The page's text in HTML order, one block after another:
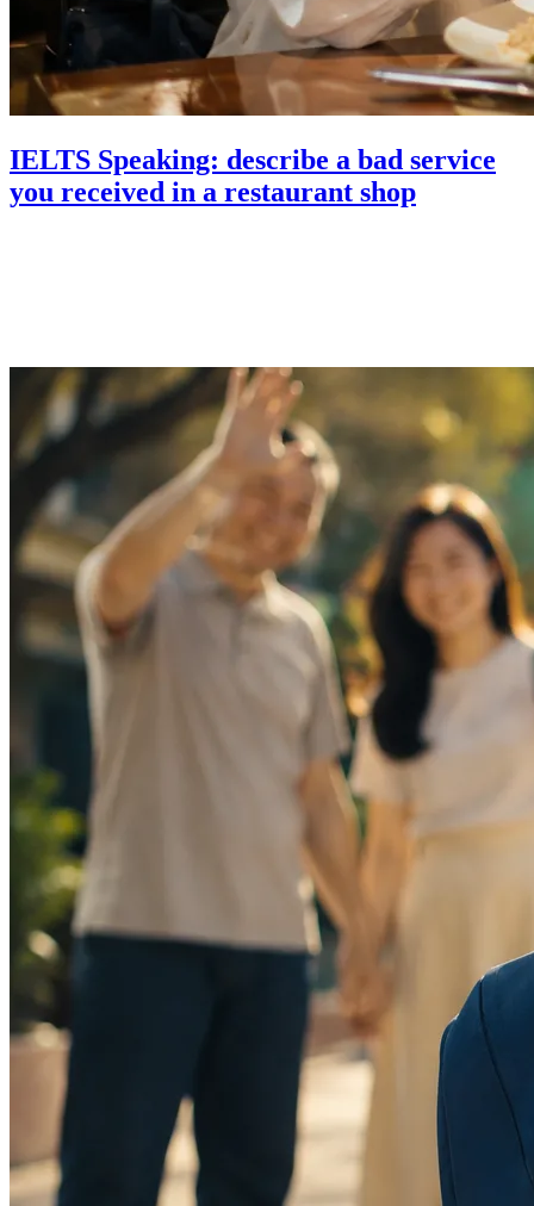
IELTS Speaking: describe a bad service
you received in a restaurant shop